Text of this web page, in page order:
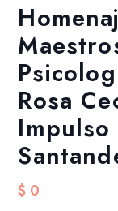
Rosa
$ 0